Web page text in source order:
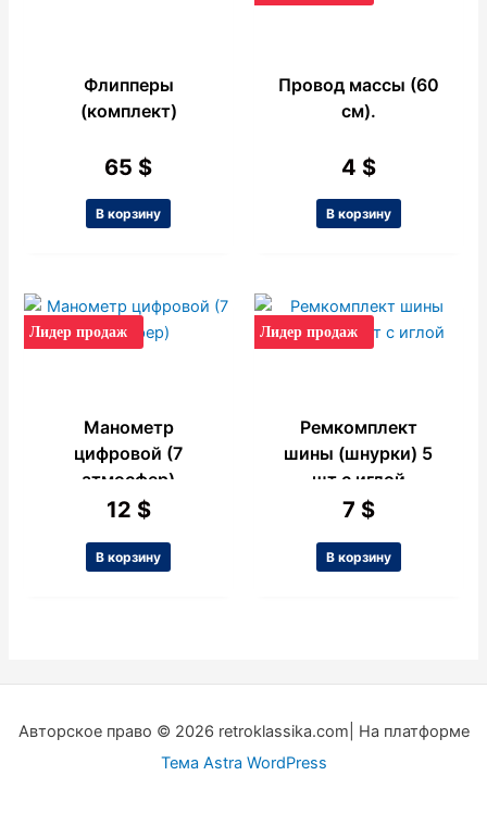
Флипперы
(комплект)
65 $
В корзину
Провод массы (60
см).
4 $
В корзину
Лидер продаж
Манометр
цифровой (7
атмосфер)
12 $
В корзину
Лидер продаж
Ремкомплект
шины (шнурки) 5
шт с иглой
7 $
В корзину
Авторское право © 2026 retroklassika.com| На платформе
Тема Astra WordPress